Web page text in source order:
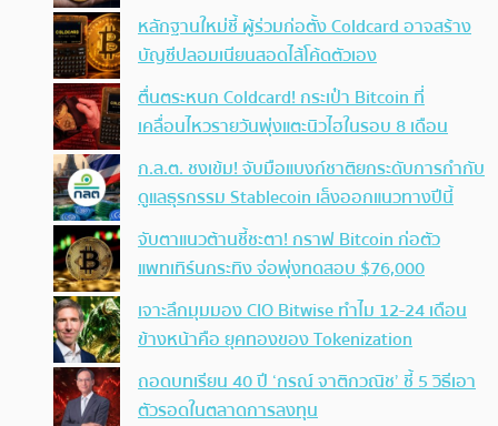
หลักฐานใหม่ชี้ ผู้ร่วมก่อตั้ง Coldcard อาจสร้าง
บัญชีปลอมเนียนสอดไส้โค้ดตัวเอง
ตื่นตระหนก Coldcard! กระเป๋า Bitcoin ที่
เคลื่อนไหวรายวันพุ่งแตะนิวไฮในรอบ 8 เดือน
ก.ล.ต. ชงเข้ม! จับมือแบงก์ชาติยกระดับการกำกับ
ดูแลธุรกรรม Stablecoin เล็งออกแนวทางปีนี้
จับตาแนวต้านชี้ชะตา! กราฟ Bitcoin ก่อตัว
แพทเทิร์นกระทิง จ่อพุ่งทดสอบ $76,000
เจาะลึกมุมมอง CIO Bitwise ทำไม 12-24 เดือน
ข้างหน้าคือ ยุคทองของ Tokenization
ถอดบทเรียน 40 ปี ‘กรณ์ จาติกวณิช’ ชี้ 5 วิธีเอา
ตัวรอดในตลาดการลงทุน